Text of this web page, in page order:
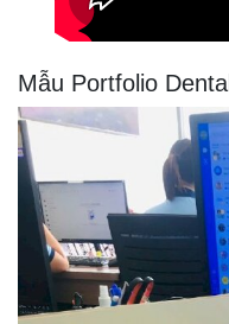
Mẫu Portfolio Dental